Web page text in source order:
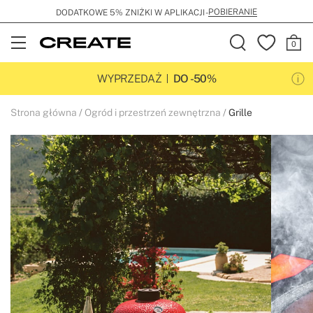
DODATKOWE 5% ZNIŻKI W APLIKACJI -POBIERANIE
Open
Menu
WYPRZEDAŻ
DO -50%
Strona główna Ogród i przestrzeń zewnętrzna Grille